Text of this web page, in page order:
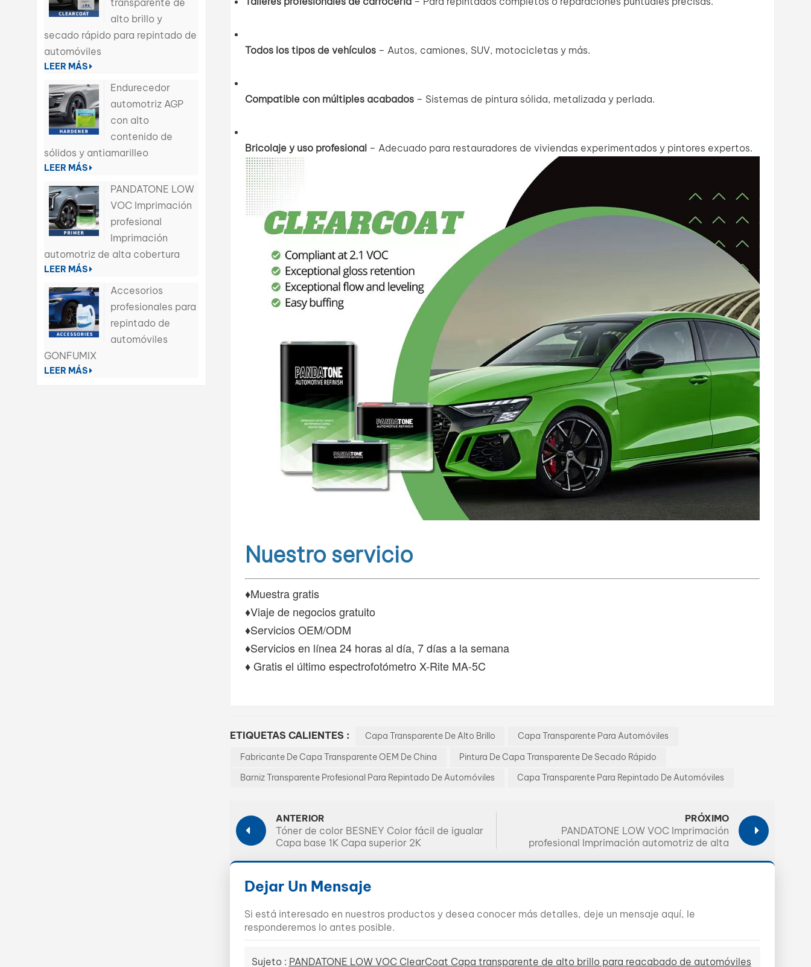
transparente de
alto brillo y
secado rápido para repintado de
automóviles
LEER MÁS
Endurecedor
automotriz AGP
con alto
contenido de
sólidos y antiamarilleo
LEER MÁS
PANDATONE LOW
VOC Imprimación
profesional
Imprimación
automotriz de alta cobertura
LEER MÁS
Accesorios
profesionales para
repintado de
automóviles
GONFUMIX
LEER MÁS
Todos los tipos de vehículos– Autos, camiones, SUV, motocicletas y más.
Compatible con múltiples acabados– Sistemas de pintura sólida, metalizada y perlada.
Bricolaje y uso profesional – Adecuado para restauradores de viviendas experimentados y pintores expertos.
Nuestro servicio
♦Muestra gratis
♦Viaje de negocios gratuito
♦Servicios OEM/ODM
♦Servicios en línea 24 horas al día, 7 días a la semana
♦ Gratis el último espectrofotómetro X-Rite MA-5C
ETIQUETAS CALIENTES : Capa Transparente De Alto Brillo
Capa Transparente Para Automóviles
Fabricante De Capa Transparente OEM De China
Pintura De Capa Transparente De Secado Rápido
Barniz Transparente Profesional Para Repintado De Automóviles
Capa Transparente Para Repintado De Automóviles
ANTERIOR
Tóner de color BESNEY Color fácil de igualar
Capa base 1K Capa superior 2K
PRÓXIMO
PANDATONE LOW VOC Imprimación
profesional Imprimación automotriz de alta
Dejar Un Mensaje
Si está interesado en nuestros productos y desea conocer más detalles, deje un mensaje aquí, le
responderemos lo antes posible.
Sujeto : PANDATONE LOW VOC ClearCoat Capa transparente de alto brillo para reacabado de automóviles